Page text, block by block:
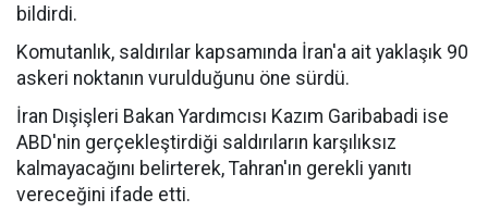
bildirdi.
Komutanlık, saldırılar kapsamında İran'a ait yaklaşık 90
askeri noktanın vurulduğunu öne sürdü.
İran Dışişleri Bakan Yardımcısı Kazım Garibabadi ise
ABD'nin gerçekleştirdiği saldırıların karşılıksız
kalmayacağını belirterek, Tahran'ın gerekli yanıtı
vereceğini ifade etti.